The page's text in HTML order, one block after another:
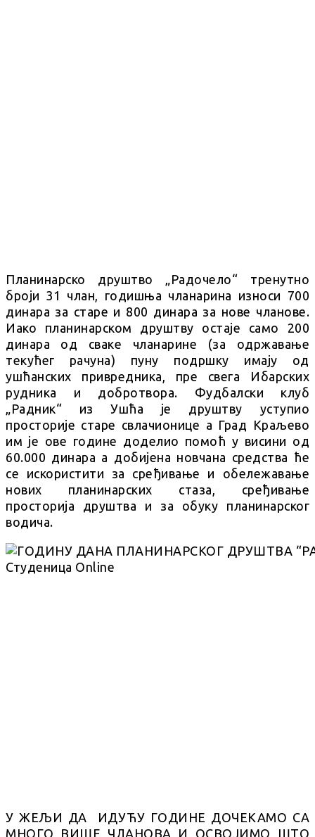
Планинарско друштво „Радочело“ тренутно
броји 31 члан, годишња чланарина износи 700
динара за старе и 800 динара за нове чланове.
Иако планинарском друштву остаје само 200
динара од сваке чланарине (за одржавање
текућег рачуна) пуну подршку имају од
ушћанских привредника, пре свега Ибарских
рудника и добротвора. Фудбалски клуб
„Радник“ из Ушћа је друштву уступио
просторије старе свлачионице а Град Краљево
им је ове године доделио помоћ у висини од
60.000 динара а добијена новчана средства ће
се искористити за сређивање и обележавање
нових планинарских стаза, сређивање
просторија друштва и за обуку планинарског
водича.
У ЖЕЉИ ДА ИДУЋУ ГОДИНЕ ДОЧЕКАМО СА
МНОГО ВИШЕ ЧЛАНОВА И ОСВОЈИМО ШТО